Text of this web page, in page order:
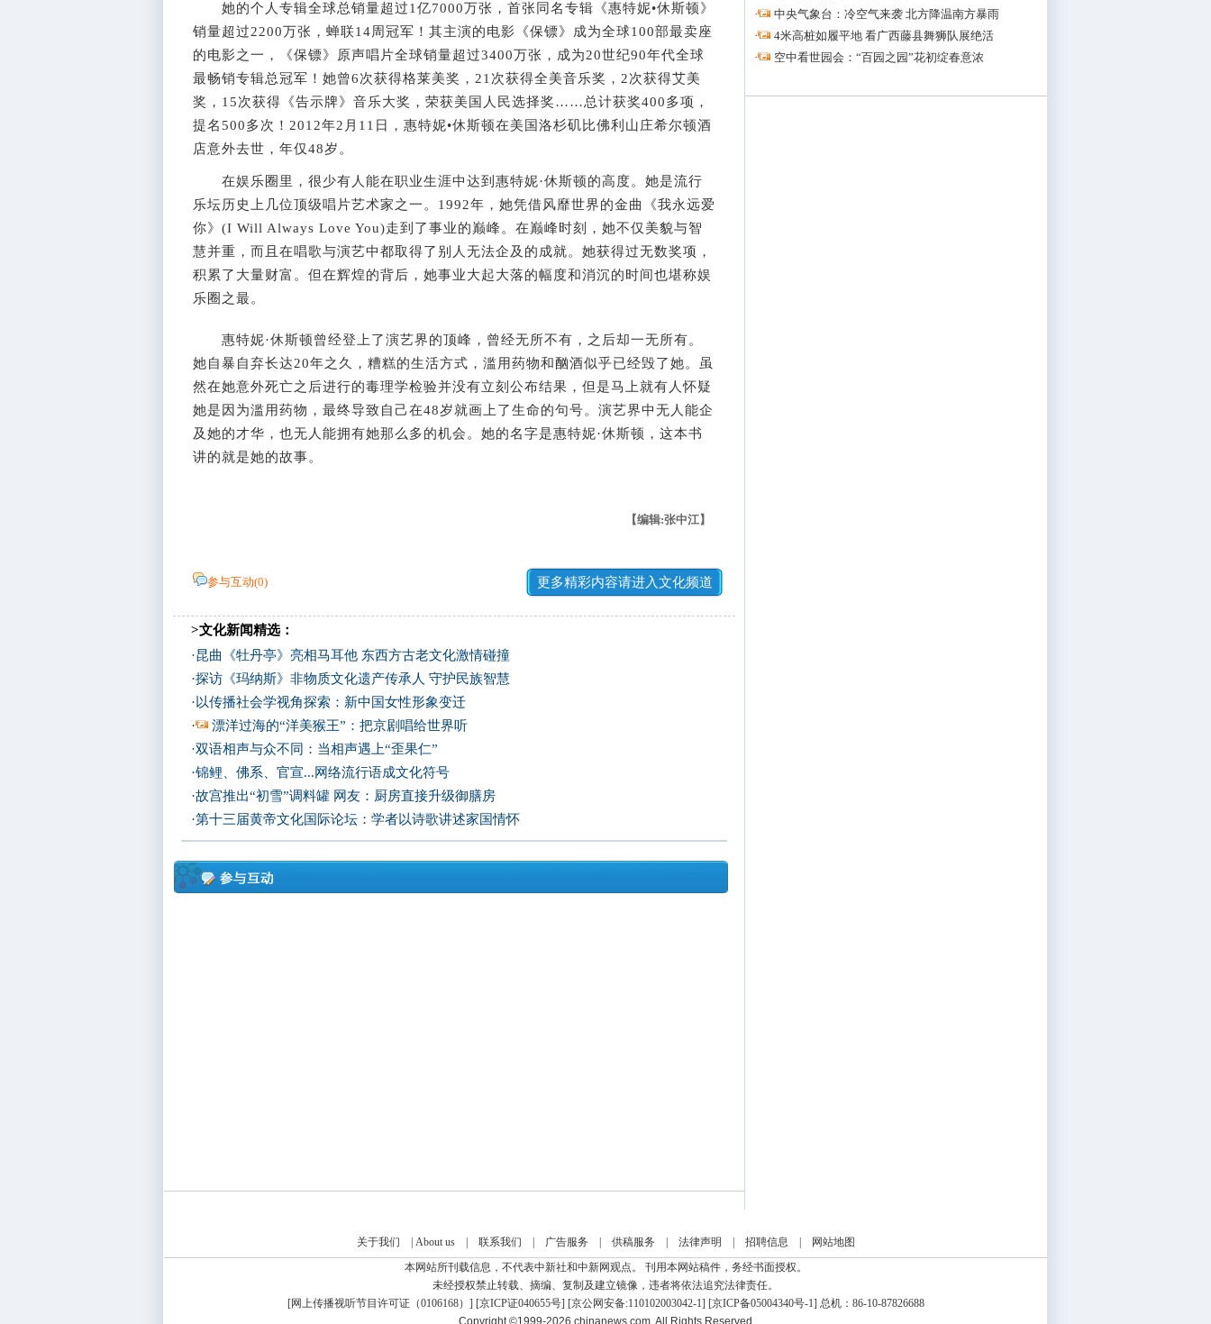
她的个人专辑全球总销量超过1亿7000万张，首张同名专辑《惠特妮•休斯顿》
销量超过2200万张，蝉联14周冠军！其主演的电影《保镖》成为全球100部最卖座
的电影之一，《保镖》原声唱片全球销量超过3400万张，成为20世纪90年代全球
最畅销专辑总冠军！她曾6次获得格莱美奖，21次获得全美音乐奖，2次获得艾美
奖，15次获得《告示牌》音乐大奖，荣获美国人民选择奖……总计获奖400多项，
提名500多次！2012年2月11日，惠特妮•休斯顿在美国洛杉矶比佛利山庄希尔顿酒
店意外去世，年仅48岁。
在娱乐圈里，很少有人能在职业生涯中达到惠特妮·休斯顿的高度。她是流行
乐坛历史上几位顶级唱片艺术家之一。1992年，她凭借风靡世界的金曲《我永远爱
你》(I Will Always Love You)走到了事业的巅峰。在巅峰时刻，她不仅美貌与智
慧并重，而且在唱歌与演艺中都取得了别人无法企及的成就。她获得过无数奖项，
积累了大量财富。但在辉煌的背后，她事业大起大落的幅度和消沉的时间也堪称娱
乐圈之最。
惠特妮·休斯顿曾经登上了演艺界的顶峰，曾经无所不有，之后却一无所有。
她自暴自弃长达20年之久，糟糕的生活方式，滥用药物和酗酒似乎已经毁了她。虽
然在她意外死亡之后进行的毒理学检验并没有立刻公布结果，但是马上就有人怀疑
她是因为滥用药物，最终导致自己在48岁就画上了生命的句号。演艺界中无人能企
及她的才华，也无人能拥有她那么多的机会。她的名字是惠特妮·休斯顿，这本书
讲的就是她的故事。
【编辑:张中江】
参与互动(0) 更多精彩内容请进入文化频道
>文化新闻精选：
·昆曲《牡丹亭》亮相马耳他 东西方古老文化激情碰撞
·探访《玛纳斯》非物质文化遗产传承人 守护民族智慧
·以传播社会学视角探索：新中国女性形象变迁
·
漂洋过海的“洋美猴王”：把京剧唱给世界听
·双语相声与众不同：当相声遇上“歪果仁”
·锦鲤、佛系、官宣...网络流行语成文化符号
·故宫推出“初雪”调料罐 网友：厨房直接升级御膳房
·第十三届黄帝文化国际论坛：学者以诗歌讲述家国情怀
·
中央气象台：冷空气来袭 北方降温南方暴雨
·
4米高桩如履平地 看广西藤县舞狮队展绝活
·
空中看世园会：“百园之园”花初绽春意浓
关于我们 About us| 联系我们 广告服务 供稿服务 法律声明 招聘信息
网站地图
本网站所刊载信息，不代表中新社和中新网观点。 刊用本网站稿件，务经书面授权。
未经授权禁止转载、摘编、复制及建立镜像，违者将依法追究法律责任。
[网上传播视听节目许可证（0106168） ] [京ICP证040655号] [京公网安备:110102003042-1] [京ICP备05004340号-1] 总机：86-10-87826688